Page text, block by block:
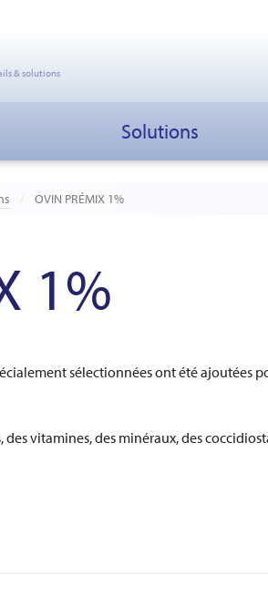
& solutions
Solutions
OVIN PRÉMIX 1%
1%
sélectionnées ont été
vitamines, des minéraux, des